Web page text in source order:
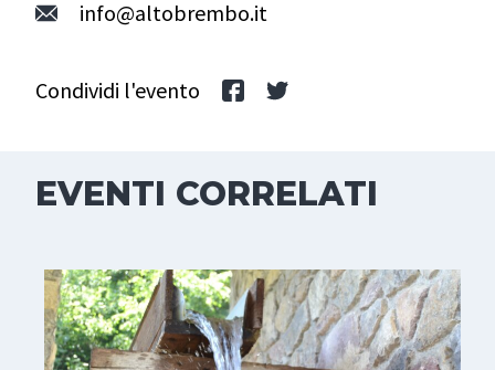
info@altobrembo.it
Condividi l'evento
EVENTI CORRELATI